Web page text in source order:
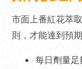
市面上番紅花萃
則，才能達到預
每日劑量